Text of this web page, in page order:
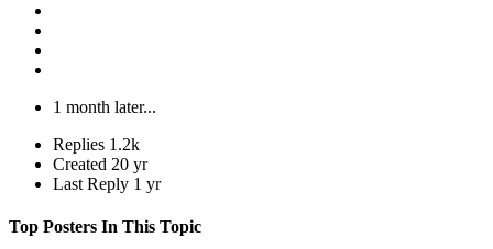
1 month later...
Replies 1.2k
Created 20 yr
Last Reply 1 yr
Top Posters In This Topic